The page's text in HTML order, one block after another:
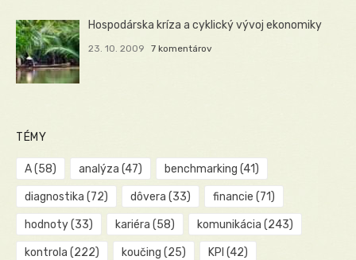
Hospodárska kríza a cyklický vývoj ekonomiky
23. 10. 2009 7 komentárov
TÉMY
A(58) analýza (47) benchmarking (41)
diagnostika (72) dôvera (33) financie (71)
hodnoty(33) kariéra (58) komunikácia (243)
kontrola (222) koučing (25) KPI (42)